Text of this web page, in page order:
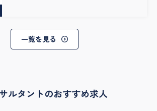
一覧を見る
ルタントのおすすめ求人